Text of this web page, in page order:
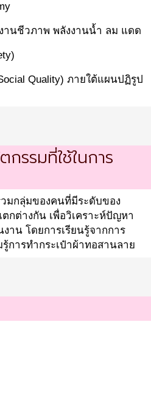
านชีวภาพ พลังงานน้ำ ลม แดด
Quality) ภายใต้แผนปฏิรูป
รรมที่ใช้ในการ
วมกลุ่มของคนที่มีระดับของ
กต่างกัน เพื่อวิเคราะห์ปัญหา
าน โดยการเรียนรู้จากการ
การทำกระเป๋าผ้าทอสานลาย